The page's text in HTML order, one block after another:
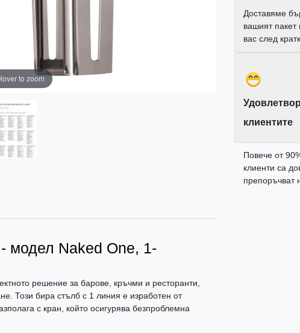
to zoom
модел Naked One, 1-
решение за барове, кръчми и ресторанти,
Този бира стълб с 1 линия е изработен от
с кран, който осигурява безпроблемна
Доставяме
вашият
вас след
клиентите
Повече от
клиенти са
препоръчват